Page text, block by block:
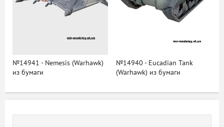
№14941 - Nemesis (Warhawk)
из бумаги
№14940 - Eucadian Tank
(Warhawk) из бумаги